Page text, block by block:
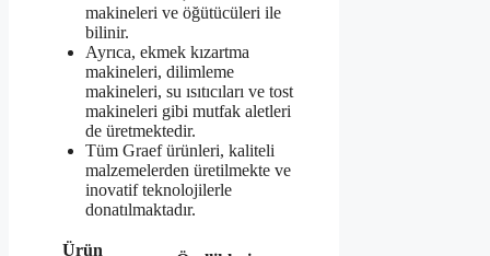
makineleri ve öğütücüleri ile
bilinir.
Ayrıca, ekmek kızartma
makineleri, dilimleme
makineleri, su ısıtıcıları ve tost
makineleri gibi mutfak aletleri
de üretmektedir.
Tüm Graef ürünleri, kaliteli
malzemelerden üretilmekte ve
inovatif teknolojilerle
donatılmaktadır.
Ürün